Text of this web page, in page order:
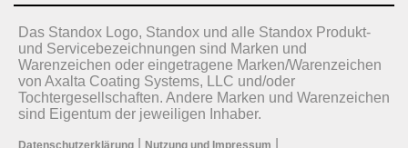
Das Standox Logo, Standox und alle Standox Produkt-
und Servicebezeichnungen sind Marken und
Warenzeichen oder eingetragene Marken/Warenzeichen
von Axalta Coating Systems, LLC und/oder
Tochtergesellschaften. Andere Marken und Warenzeichen
sind Eigentum der jeweiligen Inhaber.
Datenschutzerklärung Nutzung und Impressum